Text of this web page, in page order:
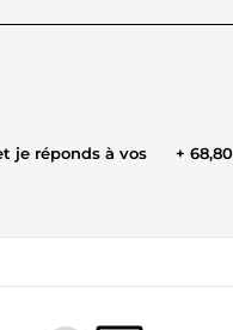
je réponds à vos
+